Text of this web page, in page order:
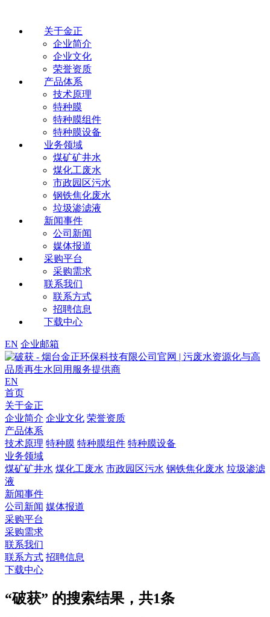
关于金正
企业简介
企业文化
荣誉资质
产品体系
技术原理
特种膜
特种膜组件
特种膜设备
业务领域
煤矿矿井水
煤化工废水
市政园区污水
钢铁焦化废水
垃圾渗滤液
新闻事件
公司新闻
媒体报道
采购平台
采购需求
联系我们
联系方式
招聘信息
下载中心
EN 企业邮箱
EN
首页
关于金正
企业简介 企业文化 荣誉资质
产品体系
技术原理 特种膜 特种膜组件 特种膜设备
业务领域
煤矿矿井水 煤化工废水 市政园区污水 钢铁焦化废水 垃圾渗滤
液
新闻事件
公司新闻 媒体报道
采购平台
采购需求
联系我们
联系方式 招聘信息
下载中心
“破获” 的搜索结果，共1条